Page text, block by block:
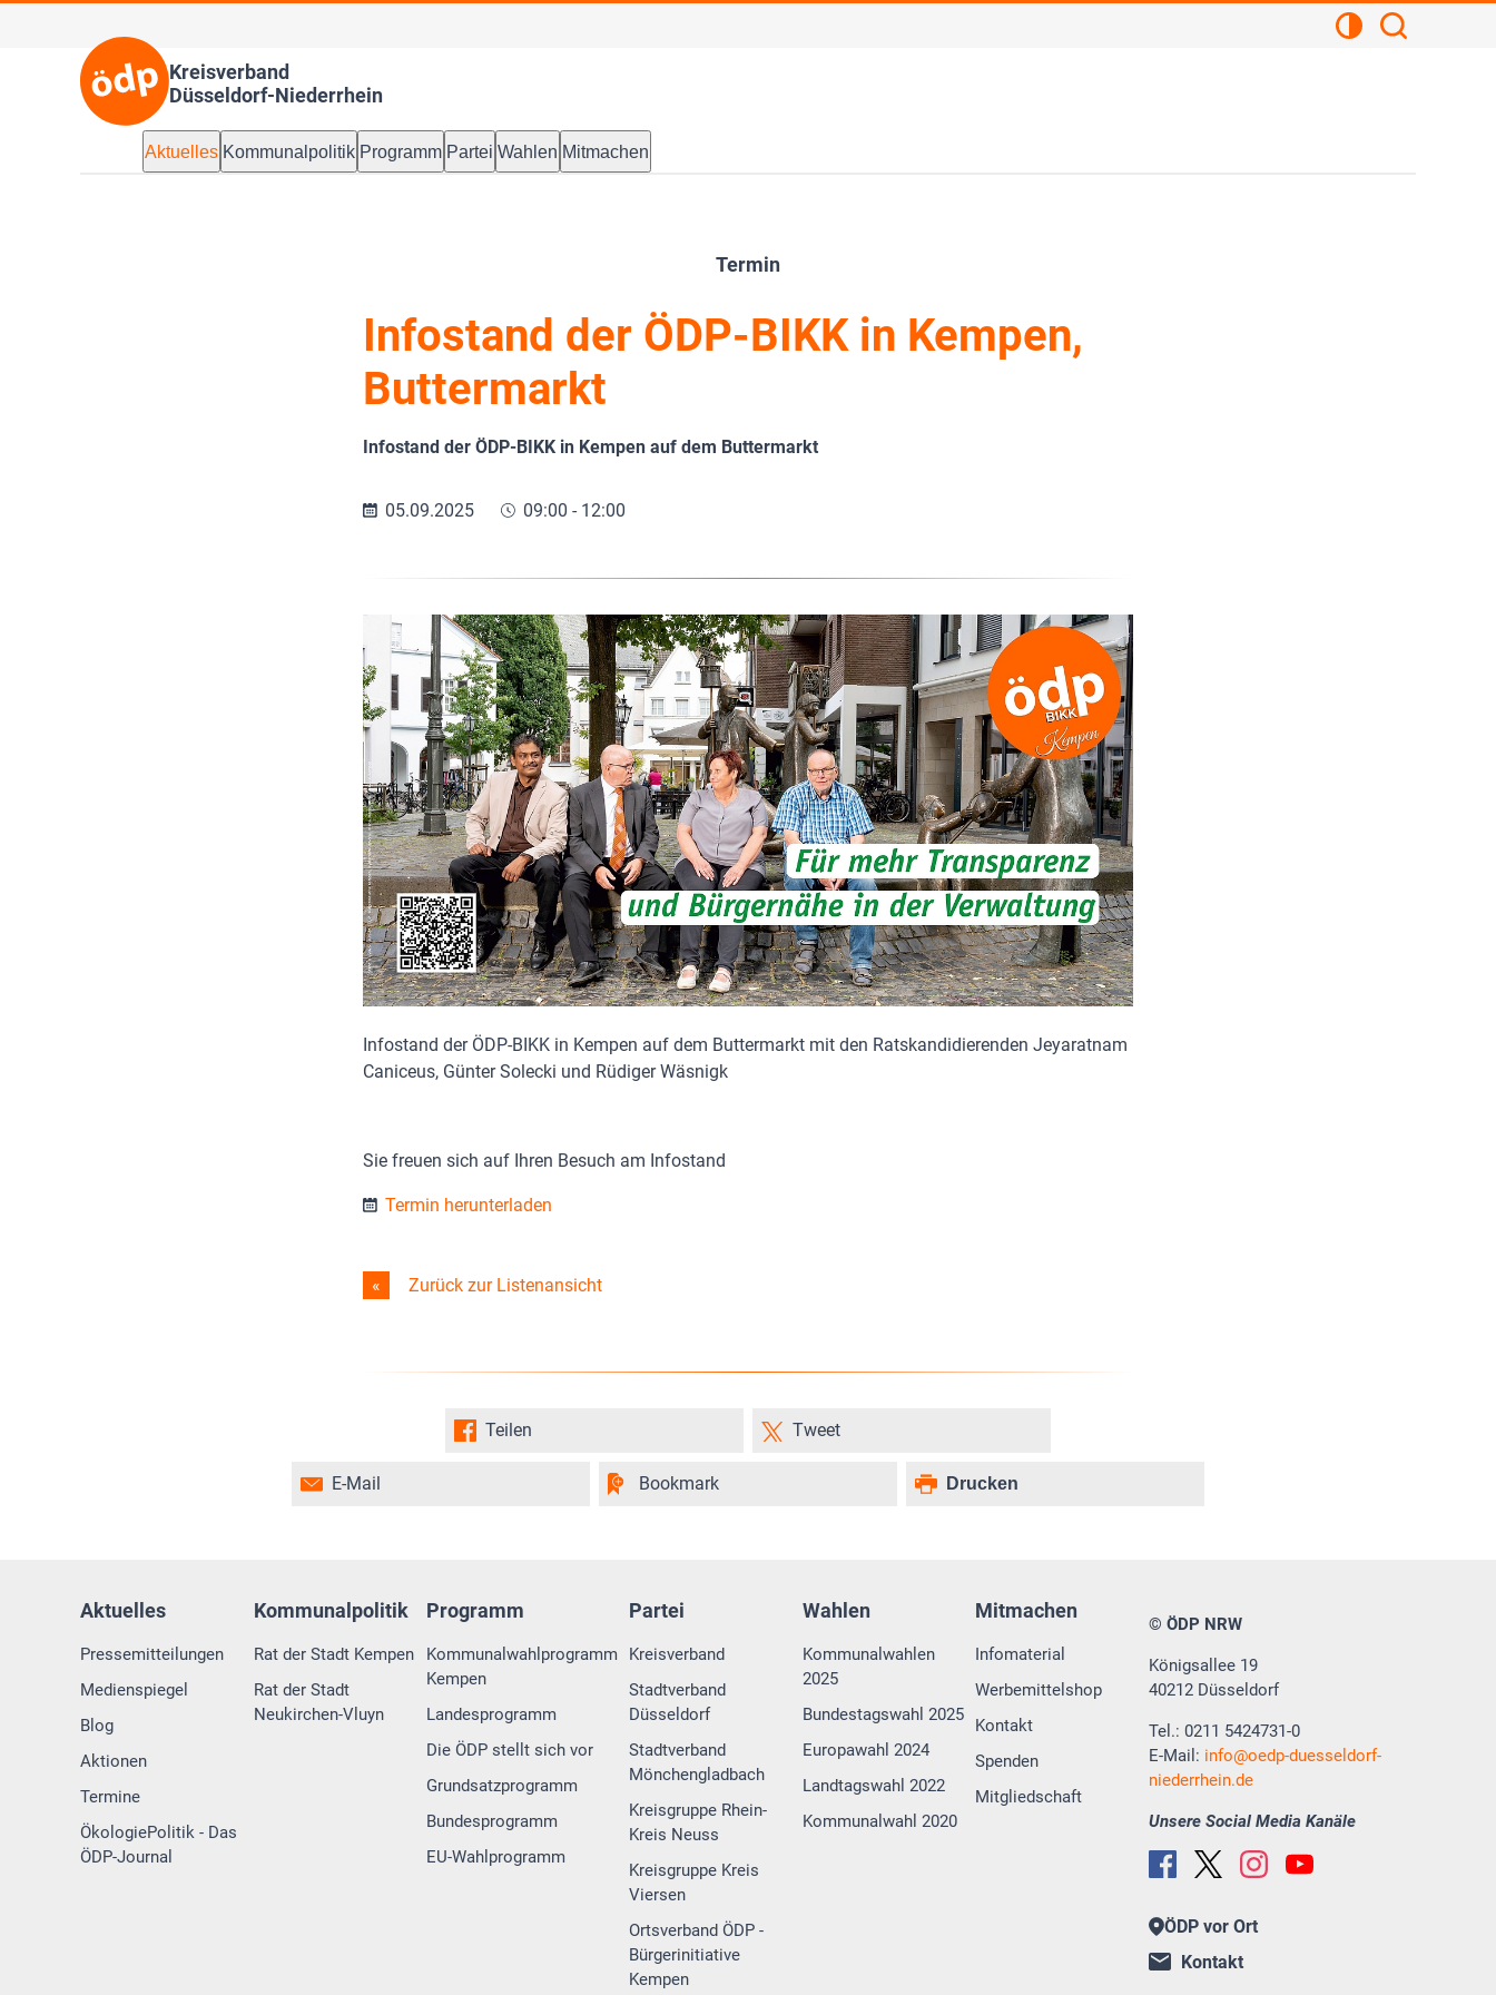
Kreisverband
Düsseldorf-Niederrhein
Kontrastansicht
Aktuelles Kommunalpolitik Programm Partei Wahlen Mitmachen
Termin
Infostand der ÖDP-BIKK in Kempen,
Buttermarkt
Infostand der ÖDP-BIKK in Kempen auf dem Buttermarkt
05.09.2025 09:00 - 12:00
Infostand der ÖDP-BIKK in Kempen auf dem Buttermarkt mit den Ratskandidierenden Jeyaratnam
Caniceus, Günter Solecki und Rüdiger Wäsnigk
Sie freuen sich auf Ihren Besuch am Infostand
Termin herunterladen
Zurück zur Listenansicht
Teilen Tweet
E-Mail Bookmark Drucken
Aktuelles
Pressemitteilungen
Medienspiegel
Blog
Aktionen
Termine
ÖkologiePolitik - Das
ÖDP-Journal
Kommunalpolitik
Rat der Stadt Kempen
Rat der Stadt
Neukirchen-Vluyn
Programm
Kommunalwahlprogramm
Kempen
Landesprogramm
Die ÖDP stellt sich vor
Grundsatzprogramm
Bundesprogramm
EU-Wahlprogramm
Partei
Kreisverband
Stadtverband
Düsseldorf
Stadtverband
Mönchengladbach
Kreisgruppe Rhein-
Kreis Neuss
Kreisgruppe Kreis
Viersen
Ortsverband ÖDP -
Bürgerinitiative
Kempen
Wahlen
Kommunalwahlen
2025
Bundestagswahl 2025
Europawahl 2024
Landtagswahl 2022
Kommunalwahl 2020
Mitmachen
Infomaterial
Werbemittelshop
Kontakt
Spenden
Mitgliedschaft
© ÖDP NRW
Königsallee 19
40212 Düsseldorf
Tel.: 0211 5424731-0
E-Mail: info
oedp-duesseldorf-
niederrhein.de
Unsere Social Media Kanäle
ÖDP vor Ort
Kontakt